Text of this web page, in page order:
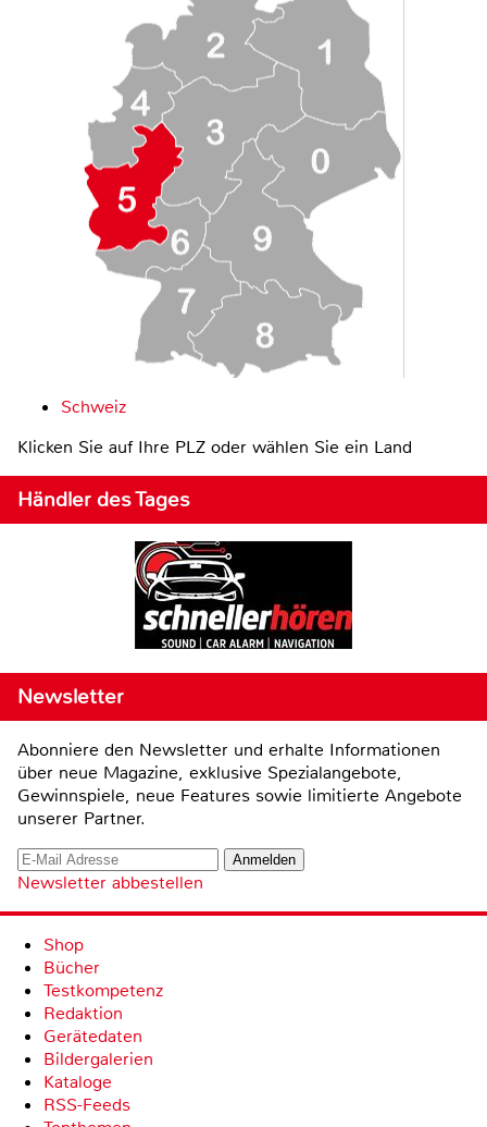
Schweiz
Klicken Sie auf Ihre PLZ oder wählen Sie ein Land
Händler des Tages
Newsletter
Abonniere den Newsletter und erhalte Informationen
über neue Magazine, exklusive Spezialangebote,
Gewinnspiele, neue Features sowie limitierte Angebote
unserer Partner.
Newsletter abbestellen
Shop
Bücher
Testkompetenz
Redaktion
Gerätedaten
Bildergalerien
Kataloge
RSS-Feeds